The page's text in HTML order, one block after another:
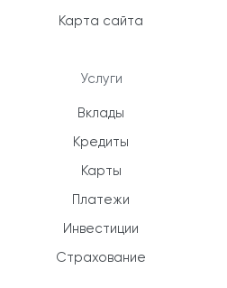
Карта сайта
Услуги
Вклады
Кредиты
Карты
Платежи
Инвестиции
Страхование